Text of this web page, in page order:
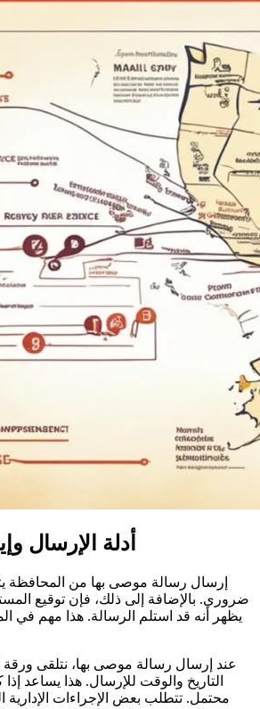
أدلة الإرسال
إرسال رسالة موصى بها من المحافظة
ضروري. بالإضافة إلى ذلك، فإن توقيع
يظهر أنه قد استلم الرسالة. هذا مهم في
عند إرسال رسالة موصى بها، نتلقى ورقة
التاريخ والوقت للإرسال. هذا يساعد إذا
محتمل. تتطلب بعض الإجراءات الإدارية